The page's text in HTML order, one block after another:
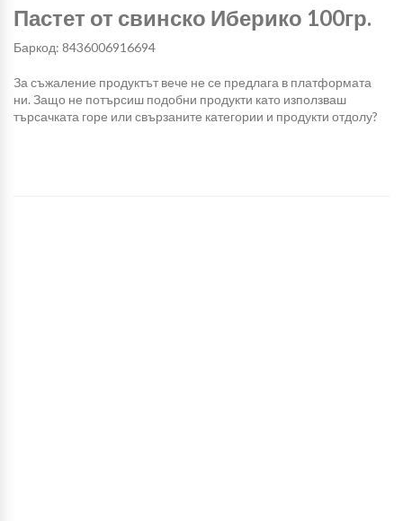
Пастет от свинско Иберико 100гр.
Баркод: 8436006916694
За съжаление продуктът вече не се предлага в платформата
ни. Защо не потърсиш подобни продукти като използваш
търсачката горе или свързаните категории и продукти отдолу?